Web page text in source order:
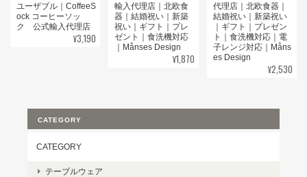
ユーザブル｜CoffeeS
ock コーヒーソッ
ク 公式輸入代理店
¥3,190
輸入代理店｜北欧食
器｜結婚祝い｜新築
祝い｜ギフト｜プレ
ゼント｜食洗機対応
｜Månses Design
¥1,870
代理店｜北欧食器｜
結婚祝い｜新築祝い
｜ギフト｜プレゼン
ト｜食洗機対応｜電
子レンジ対応｜Måns
es Design
¥2,530
CATEGORY
CATEGORY
テーブルウェア